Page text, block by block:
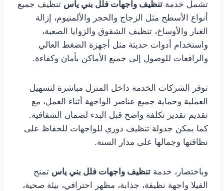
تشمل خدمة تنظيف واجهات فلل بني ياس تنظيف جميع
أنواع الأسطح مثل الزجاج والحجر والألمنيوم، إزالة
الغبار والأوساخ، تنظيف الشقوق والزوايا الصعبة،
واستخدام أدوات حديثة مثل أجهزة الضغط العالي
والرافعات للوصول إلى جميع الأماكن بأمان وكفاءة.
توفر الشركات الخدمة داخل المنزل مباشرة لتسهيل
العملية وحماية جميع عناصر الواجهة أثناء العمل، مع
تقديم تقدير تكلفة واضح قبل البدء لضمان الشفافية.
كما يمكن جدولة تنظيف دوري للواجهات للحفاظ على
نظافتها وجمالها على مدار السنة.
وباختصار، خدمة تنظيف واجهات فلل بني ياس تمنح
الفيلا واجهة نظيفة، جذابة، مظهر احترافي، بيئة صحية،